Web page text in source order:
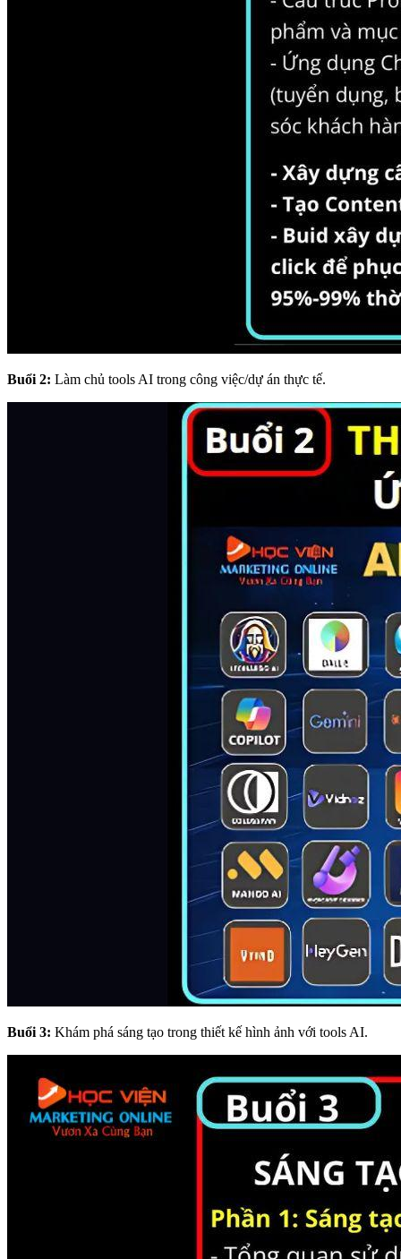
Buổi 2: Làm chủ tools AI trong công việc/dự án thực tế.
Buổi 3: Khám phá sáng tạo trong thiết kế hình ảnh với tools AI.